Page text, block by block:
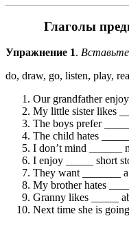
Глаголы
Упражнение 1. Вставьте
do, draw, go, listen, play,
Our grandfather
My little sister likes
The boys prefer
The child hates
I don’t mind ______
I enjoy _____ short
They want _______
My brother hates
Granny likes _____
Next time she is